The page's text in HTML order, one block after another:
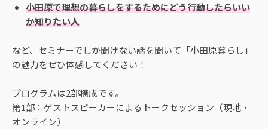
小田原で理想の暮らしをするためにどう行動したらいい
か知りたい人
など、セミナーでしか聞けない話を聞いて「小田原暮らし」
の魅力をぜひ体感してください！
プログラムは2部構成です。
第1部：ゲストスピーカーによるトークセッション（現地・
オンライン）